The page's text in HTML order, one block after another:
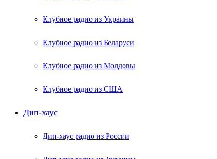
Клубное радио из Украины
Клубное радио из Беларуси
Клубное радио из Молдовы
Клубное радио из США
Дип-хаус
Дип-хаус радио из России